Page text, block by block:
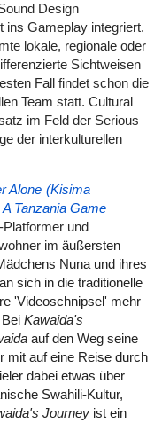
Design
ins Gameplay integriert.
lokale, regionale oder
Sichtweisen
Fall findet schon die
Team statt. Cultural
im Feld der Serious
der interkulturellen
Alone (Kisima
Tanzania Game
und
im äußersten
Nuna und ihres
sich in die traditionelle
'Videoschnipsel' mehr
Kawaida's
auf den Weg seine
mit auf eine Reise durch
dabei etwas über
Swahili-Kultur,
Journey ist ein